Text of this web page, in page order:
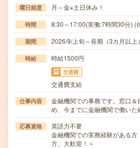
曜日頻度 月～金※土日休み！
時間 8:30～17:00(実働:7時間30分) (
期間 2026/9/上旬～長期（3カ月以
時給 時給1500円
交通費
交通費支給
仕事内容
金融機関での事務です。窓口
め、今までに金融機関で働い
応募資格
英語力不要
金融機関での実務経験がある
方、大歓迎！＞